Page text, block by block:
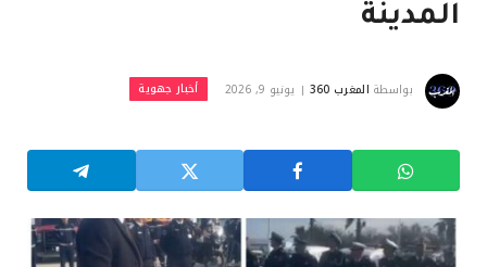
المدينة
بواسطة المغرب 360 يونيو 9, 2026 أخبار جهوية